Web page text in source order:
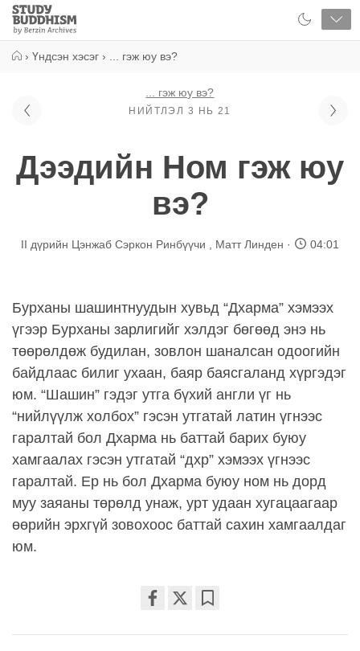
Close
Study
Buddhism
› Үндсэн хэсэг › ... гэж юу вэ?
... гэж юу вэ?
НИЙТЛЭЛ 3 НЬ 21
Дээдийн Ном гэж юу
вэ?
II дүрийн Цэнжаб Сэркон Ринбүүчи Матт Линден 04:01
Бурханы шашинтнуудын хувьд “Дхарма” хэмээх
үгээр Бурханы зарлигийг хэлдэг бөгөөд энэ нь
төөрөлдөж будилан, зовлон шаналсан одоогийн
байдлаас билиг ухаан, баяр баясгаланд хүргэдэг
юм. “Шашин” гэдэг утга бүхий англи үг нь
“нийлүүлж холбох” гэсэн утгатай латин үгнээс
гаралтай бол Дхарма нь баттай барих буюу
хамгаалах гэсэн утгатай “дхр” хэмээх үгнээс
гаралтай. Ер нь бол Дхарма буюу ном нь дорд
муу заяаны төрөлд унаж, урт удаан хугацаагаар
өөрийн эрхгүй зовохоос баттай сахин хамгаалдаг
юм.
on